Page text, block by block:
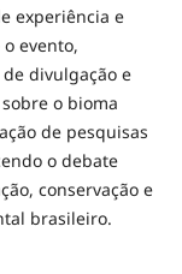
experiência e
evento,
divulgação e
o bioma
de pesquisas
o debate
conservação e
brasileiro.